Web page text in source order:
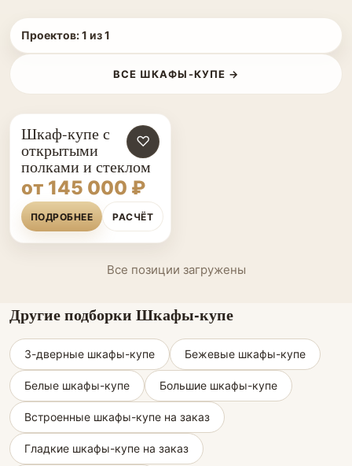
Проектов:1 из1
ВСЕ ШКАФЫ-КУПЕ →
♡
Шкаф-купе с
открытыми
полками и стеклом
от 145 000 ₽
ПОДРОБНЕЕ РАСЧЁТ
Все позиции загружены
Другие подборки Шкафы-купе
3-дверные шкафы-купе Бежевые шкафы-купе
Белые шкафы-купе Большие шкафы-купе
Встроенные шкафы-купе на заказ
Гладкие шкафы-купе на заказ